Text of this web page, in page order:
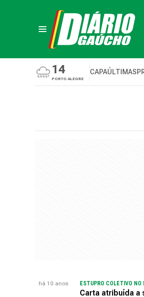
14
PORTO ALEGRE
CAPAÚLTIMAS
há 10 anos ESTUPRO COLETIVO NO
Carta atribuída